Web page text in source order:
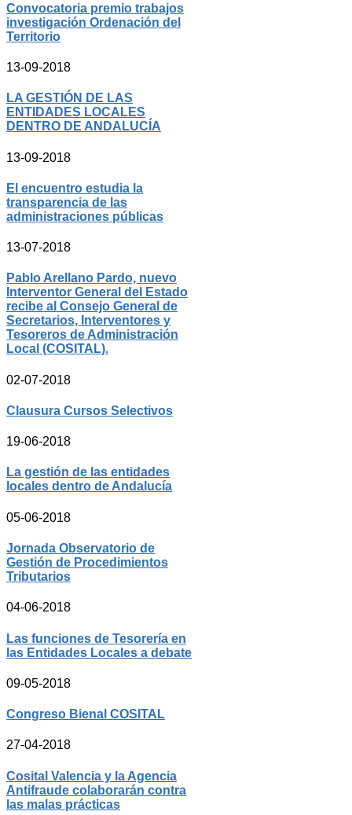
Convocatoria premio trabajos
investigación Ordenación del
Territorio
13-09-2018
LA GESTIÓN DE LAS
ENTIDADES LOCALES
DENTRO DE ANDALUCÍA
13-09-2018
El encuentro estudia la
transparencia de las
administraciones públicas
13-07-2018
Pablo Arellano Pardo, nuevo
Interventor General del Estado
recibe al Consejo General de
Secretarios, Interventores y
Tesoreros de Administración
Local (COSITAL).
02-07-2018
Clausura Cursos Selectivos
19-06-2018
La gestión de las entidades
locales dentro de Andalucía
05-06-2018
Jornada Observatorio de
Gestión de Procedimientos
Tributarios
04-06-2018
Las funciones de Tesorería en
las Entidades Locales a debate
09-05-2018
Congreso Bienal COSITAL
27-04-2018
Cosital Valencia y la Agencia
Antifraude colaborarán contra
las malas prácticas